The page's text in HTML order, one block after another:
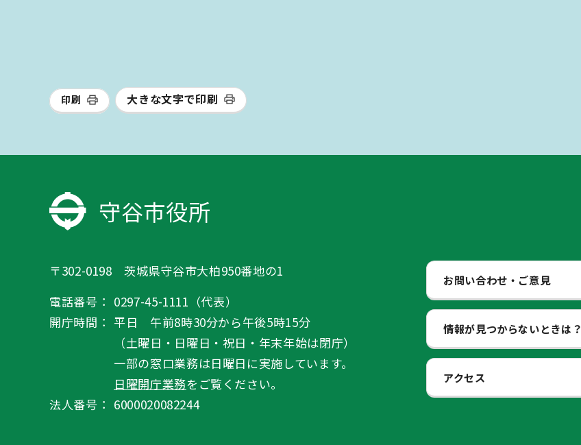
印刷 大きな文字で印刷
守谷市役所
〒302-0198 茨城県守谷市大柏950番地の1
電話番号： 0297-45-1111（代表）
開庁時間： 平日 午前8時30分から午後5時15分
（土曜日・日曜日・祝日・年末年始は閉庁）
一部の窓口業務は日曜日に実施しています。
日曜開庁業務をご覧ください。
法人番号： 6000020082244
お問い合わせ・ご意見
情報が見つからないときは？
アクセス